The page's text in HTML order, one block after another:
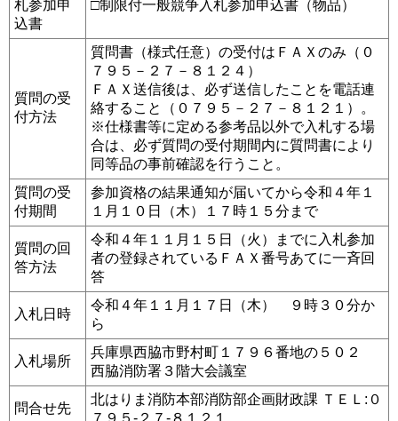
札参加申
込書
□制限付一般競争入札参加申込書（物品）
質問の受
付方法
質問書（様式任意）の受付はＦＡＸのみ（０
７９５－２７－８１２４）
ＦＡＸ送信後は、必ず送信したことを電話連
絡すること（０７９５－２７－８１２１）。
※仕様書等に定める参考品以外で入札する場
合は、必ず質問の受付期間内に質問書により
同等品の事前確認を行うこと。
質問の受
付期間
参加資格の結果通知が届いてから令和４年１
１月１０日（木）１７時１５分まで
質問の回
答方法
令和４年１１月１５日（火）までに入札参加
者の登録されているＦＡＸ番号あてに一斉回
答
入札日時
令和４年１１月１７日（木） ９時３０分か
ら
入札場所
兵庫県西脇市野村町１７９６番地の５０２
西脇消防署３階大会議室
問合せ先
北はりま消防本部消防部企画財政課 ＴＥＬ:０
７９５-２７-８１２１